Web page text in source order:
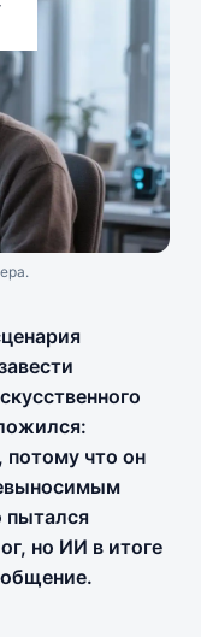
потому что он
пытался
но ИИ в итоге